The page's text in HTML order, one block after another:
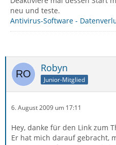
neu und teste.
Antivirus-Software -
Robyn
Junior-Mitglied
6. August 2009 um 17:11
Hey, danke für den Link zum
Er hat mich darauf gebracht,